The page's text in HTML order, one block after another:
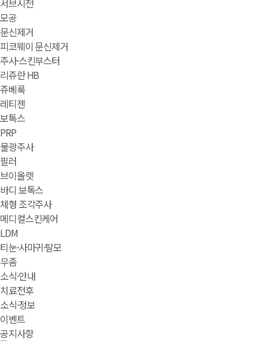
서브시전
모공
문신제거
피코웨이 문신제거
주사·스킨부스터
리쥬란 HB
쥬베룩
레티젠
보톡스
PRP
물광주사
필러
브이올렛
바디 보톡스
체형 조각주사
메디컬스킨케어
LDM
티눈·사마귀·탈모
무좀
소식·안내
치료전후
소식·정보
이벤트
공지사항